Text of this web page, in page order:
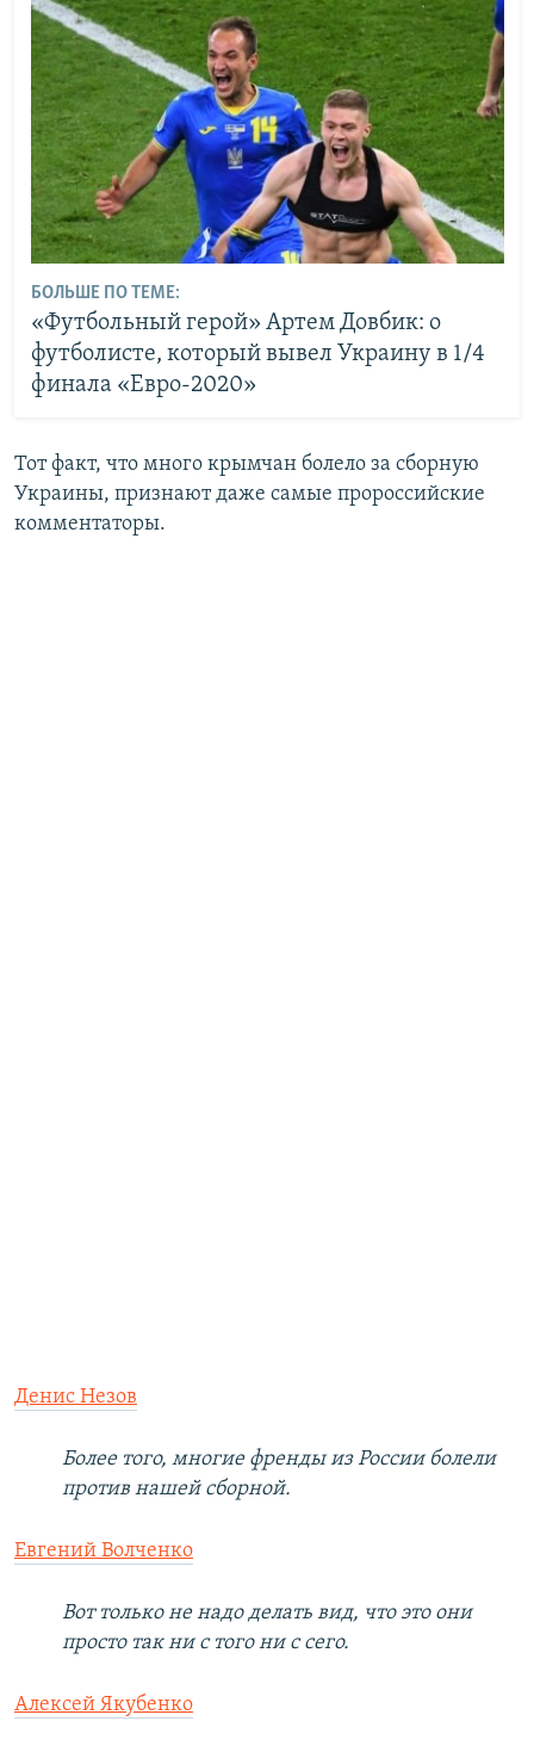
БОЛЬШЕ ПО ТЕМЕ:
«Футбольный герой» Артем Довбик: о
футболисте, который вывел Украину в 1/4
финала «Евро-2020»
Тот факт, что много крымчан болело за сборную
Украины, признают даже самые пророссийские
комментаторы.
Денис Незов
Более того, многие френды из России болели
против нашей сборной.
Евгений Волченко
Вот только не надо делать вид, что это они
просто так ни с того ни с сего.
Алексей Якубенко